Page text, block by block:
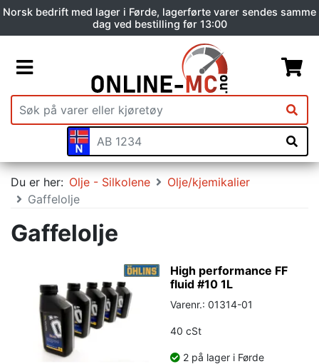
Norsk bedrift med lager i Førde, lagerførte varer sendes samme
dag ved bestilling før 13:00
Du er her: Olje - Silkolene
Olje/kjemikalier
Gaffelolje
Gaffelolje
High performance FF
fluid #10 1L
Varenr.: 01314-01
40 cSt
2 på lager i Førde